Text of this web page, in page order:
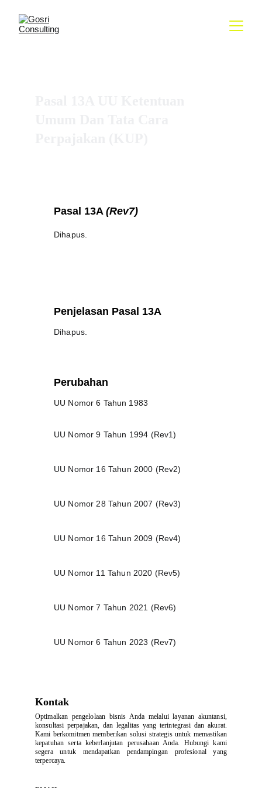
Penjelasan Pasal 13A
Dihapus.
Pasal 13A (Rev7)
Dihapus.
Perubahan
UU Nomor 6 Tahun 1983
UU Nomor 9 Tahun 1994 (Rev1)
UU Nomor 16 Tahun 2000 (Rev2)
UU Nomor 28 Tahun 2007 (Rev3)
UU Nomor 16 Tahun 2009 (Rev4)
UU Nomor 11 Tahun 2020 (Rev5)
UU Nomor 7 Tahun 2021 (Rev6)
UU Nomor 6 Tahun 2023 (Rev7)
Optimalkan pengelolaan bisnis Anda melalui layanan akuntansi,
konsultasi perpajakan, dan legalitas yang terintegrasi dan akurat.
Kami berkomitmen memberikan solusi strategis untuk memastikan
kepatuhan serta keberlanjutan perusahaan Anda. Hubungi kami
segera untuk mendapatkan pendampingan profesional yang
terpercaya.
Kontak